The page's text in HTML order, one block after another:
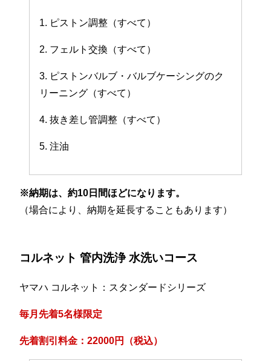
1. ピストン調整（すべて）
2. フェルト交換（すべて）
3. ピストンバルブ・バルブケーシングのク
リーニング（すべて）
4. 抜き差し管調整（すべて）
5. 注油
※納期は、約10日間ほどになります。
（場合により、納期を延長することもあります）
コルネット 管内洗浄 水洗いコース
ヤマハ コルネット：スタンダードシリーズ
毎月先着5名様限定
先着割引料金：22000円（税込）